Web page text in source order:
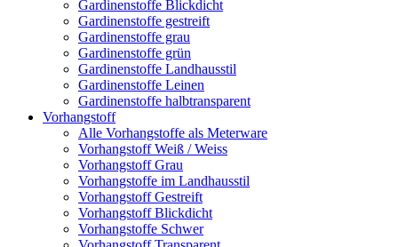
Gardinenstoffe Blickdicht
Gardinenstoffe gestreift
Gardinenstoffe grau
Gardinenstoffe grün
Gardinenstoffe Landhausstil
Gardinenstoffe Leinen
Gardinenstoffe halbtransparent
Vorhangstoff
Alle Vorhangstoffe als Meterware
Vorhangstoff Weiß / Weiss
Vorhangstoff Grau
Vorhangstoffe im Landhausstil
Vorhangstoff Gestreift
Vorhangstoff Blickdicht
Vorhangstoffe Schwer